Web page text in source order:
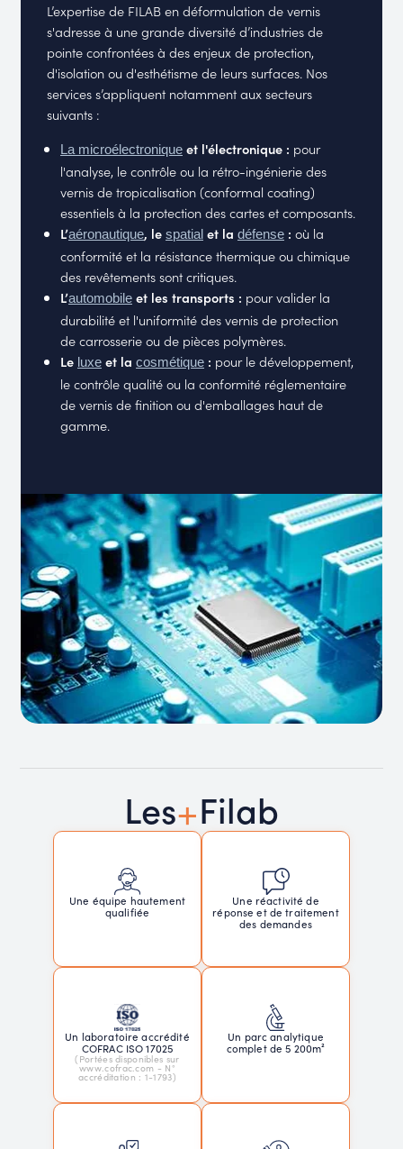
L’expertise de FILAB en déformulation de vernis
s'adresse à une grande diversité d’industries de
pointe confrontées à des enjeux de protection,
d'isolation ou d'esthétisme de leurs surfaces. Nos
services s’appliquent notamment aux secteurs
suivants :
La microélectronique et l'électronique : pour
l'analyse, le contrôle ou la rétro-ingénierie des
vernis de tropicalisation (conformal coating)
essentiels à la protection des cartes et composants.
L’aéronautique, le spatial et la défense : où la
conformité et la résistance thermique ou chimique
des revêtements sont critiques.
L’automobile et les transports : pour valider la
durabilité et l'uniformité des vernis de protection
de carrosserie ou de pièces polymères.
Le luxe et la cosmétique : pour le développement,
le contrôle qualité ou la conformité réglementaire
de vernis de finition ou d'emballages haut de
gamme.
Les+Filab
Une équipe hautement
qualifiée
Une réactivité de
réponse et de traitement
des demandes
Un laboratoire accrédité
COFRAC ISO 17025
(Portées disponibles sur
www.cofrac.com - N°
accréditation : 1-1793)
Un parc analytique
complet de 5 200m²